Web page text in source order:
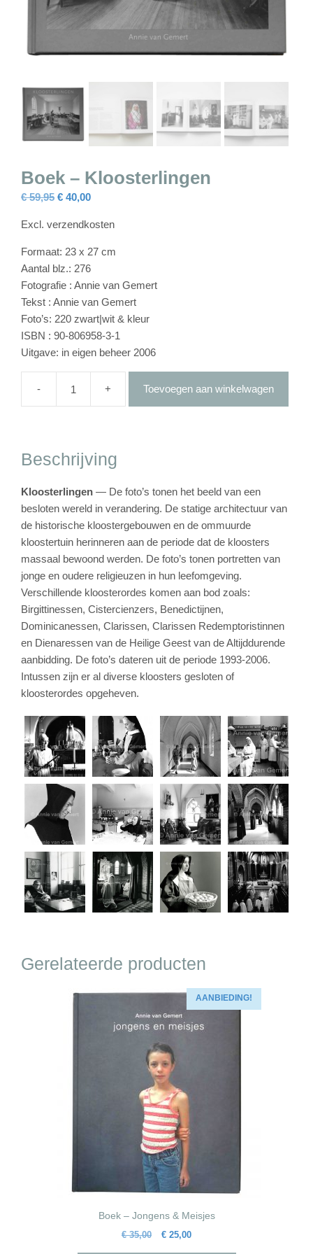
Boek – Kloosterlingen
€59,95 Oorspronkelijke
was:
€ 59,95.
€ 40,00Huidige
is:
€ 40,00.
Excl. verzendkosten
Formaat: 23 x 27 cm
Aantal blz.: 276
Fotografie : Annie van Gemert
Tekst : Annie van Gemert
Foto’s: 220 zwart|wit & kleur
ISBN : 90-806958-3-1
Uitgave: in eigen beheer 2006
-
Boek
+ Toevoegen aan winkelwagen
Beschrijving
Kloosterlingen — De foto’s tonen het beeld van een
besloten wereld in verandering. De statige architectuur van
de historische kloostergebouwen en de ommuurde
kloostertuin herinneren aan de periode dat de kloosters
massaal bewoond werden. De foto’s tonen portretten van
jonge en oudere religieuzen in hun leefomgeving.
Verschillende kloosterordes komen aan bod zoals:
Birgittinessen, Cistercienzers, Benedictijnen,
Dominicanessen, Clarissen, Clarissen Redemptoristinnen
en Dienaressen van de Heilige Geest van de Altijddurende
aanbidding. De foto’s dateren uit de periode 1993-2006.
Intussen zijn er al diverse kloosters gesloten of
kloosterordes opgeheven.
Gerelateerde producten
AANBIEDING!
Boek – Jongens & Meisjes
€35,00
Oorspronkelijke
€ 25,00Huidige